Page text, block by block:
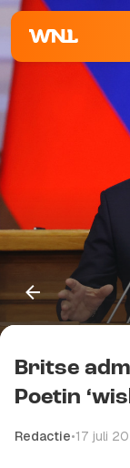
Britse
Poetin
Redactie•17 juli